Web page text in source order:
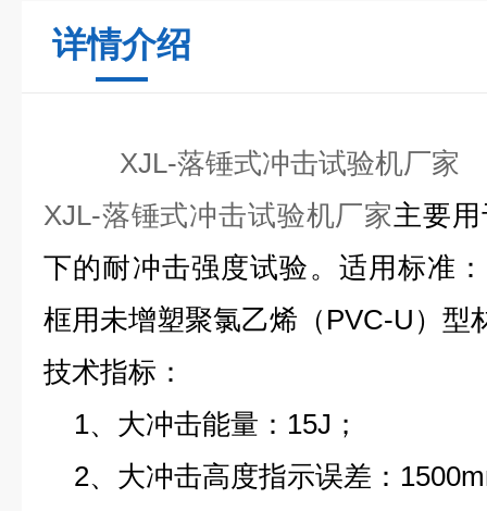
详情介绍
XJL-落锤式冲击试验机厂家
XJL-落锤式冲击试验机厂家主要
下的耐冲击强度试验。适用标准
框用未增塑聚氯乙烯（PVC-U）型
技术指标：
1、大冲击能量：15J；
2、大冲击高度指示误差：